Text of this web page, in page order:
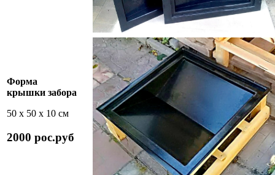
Форма
крышки забора
50 х 50 х 10 см
2000 рос.руб